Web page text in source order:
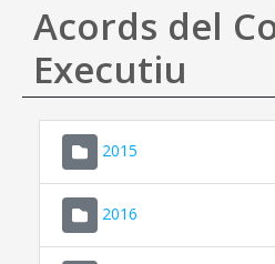
Acords del
Executiu
2015
2016